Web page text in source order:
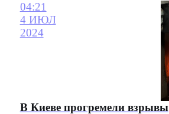
04:21
4 ИЮЛ
2024
В Киеве прогремели взрывы